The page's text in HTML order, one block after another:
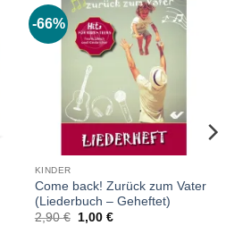
-66%
KINDER
Come back! Zurück zum Vater
(Liederbuch – Geheftet)
2,90€
Ursprünglicher
1,00 €Aktueller